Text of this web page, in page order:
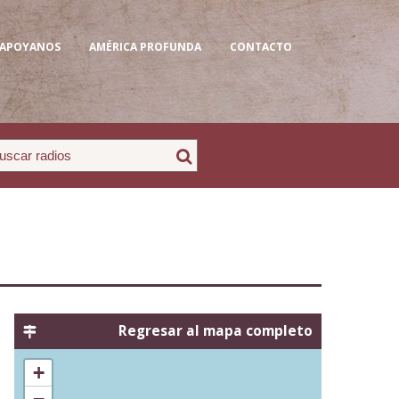
APOYANOS AMÉRICA PROFUNDA CONTACTO
Regresar al mapa completo
+